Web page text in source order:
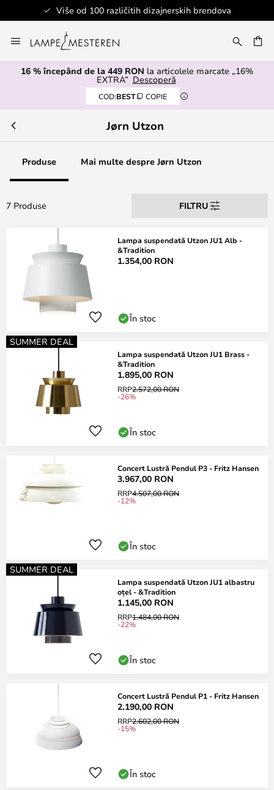
Više od 100 različitih dizajnerskih brendova
la
Continut
16 % începând de la 449 RON la articolele marcate „16%
EXTRA” Descoperă
COD:BEST COPIE
Jørn Utzon
Produse Mai multe despre Jørn Utzon
7 Produse FILTRU
Lampa suspendată Utzon JU1 Alb -
&Tradition
1.354,00 RON
În stoc
SUMMER DEAL
Lampa suspendată Utzon JU1 Brass -
&Tradition
1.895,00 RON
RRP2.572,00 RON
-26%
În stoc
Concert Lustră Pendul P3 - Fritz Hansen
3.967,00 RON
RRP4.507,00 RON
-12%
În stoc
SUMMER DEAL
Lampa suspendată Utzon JU1 albastru
oțel - &Tradition
1.145,00 RON
RRP1.484,00 RON
-22%
În stoc
Concert Lustră Pendul P1 - Fritz Hansen
2.190,00 RON
RRP2.602,00 RON
-15%
În stoc